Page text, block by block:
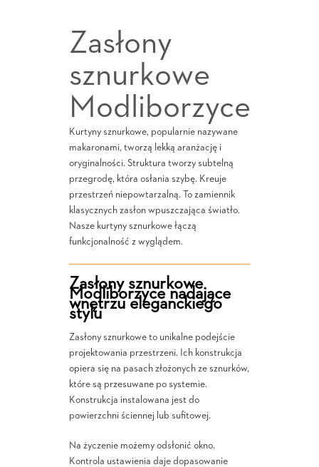
Zasłony
sznurkowe
Modliborzyce
Kurtyny sznurkowe, popularnie nazywane
makaronami, tworzą lekką aranżację i
oryginalności. Struktura tworzy subtelną
przegrodę, która osłania szybę. Kreuje
przestrzeń niepowtarzalną. To zamiennik
klasycznych zasłon wpuszczająca światło.
Nasze kurtyny sznurkowe łączą
funkcjonalność z wyglądem.
Zasłony sznurkowe
Modliborzyce nadające
wnętrzu eleganckiego
stylu
Zasłony sznurkowe to unikalne podejście
projektowania przestrzeni. Ich konstrukcja
opiera się na pasach złożonych ze sznurków,
które są przesuwane po systemie.
Konstrukcja instalowana jest do
powierzchni ściennej lub sufitowej.
Na życzenie możemy odsłonić okno.
Kontrola ustawienia daje dopasowanie